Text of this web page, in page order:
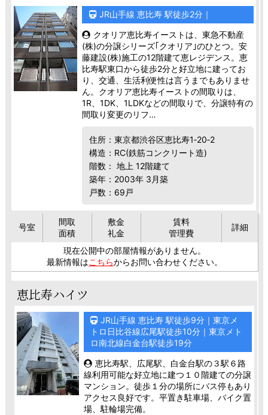
JR山手線 恵比寿 駅徒歩2分｜
クオリア恵比寿イーストは、東急不動産
(株)の分譲シリーズ｢クオリア｣のひとつ。安
藤建設(株)施工の12階建て恵レジデンス。恵
比寿駅東口から徒歩2分と好立地に建ってお
り、交通、生活利便性は言うまでもありませ
ん。クオリア恵比寿イーストの間取りは、
1R、1DK、1LDKなどの間取りで、分譲特有の
間取り変更のリフ…
住所：東京都渋谷区恵比寿1‐20‐2
構造：RC(鉄筋コンクリート造)
階数： 地上 12階建て
築年：2003年 3月築
戸数：69戸
号室
間取
面積
敷金
礼金
賃料
管理費
詳細
現在公開中の部屋情報がありません。
最新情報はこちらからお問い合わせください。
恵比寿ハイツ
JR山手線 恵比寿 駅徒歩9分｜東京メ
トロ日比谷線広尾駅徒歩10分｜東京メト
ロ南北線白金台駅徒歩19分
恵比寿駅、広尾駅、白金台駅の３駅６路
線利用可能な好立地に建つ１０階建ての分譲
マンション。徒歩１分の場所にバス停もあり
アクセス良好です。平置き駐車場、バイク置
場、駐輪場完備。